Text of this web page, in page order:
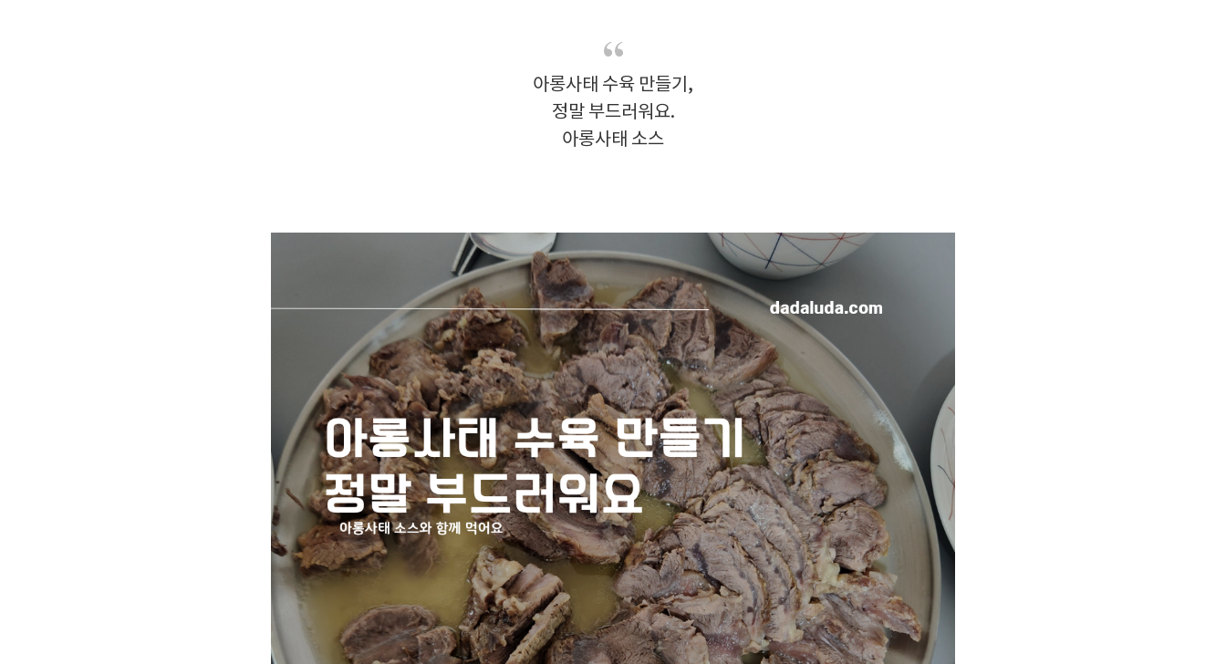
아롱사태 수육 만들기,
정말 부드러워요.
아롱사태 소스